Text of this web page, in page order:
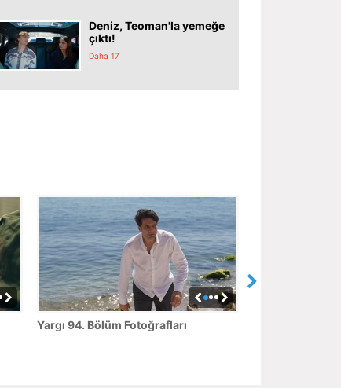
Deniz, Teoman'la yemeğe
çıktı!
Daha 17
Yargı 94. Bölüm Fotoğrafları